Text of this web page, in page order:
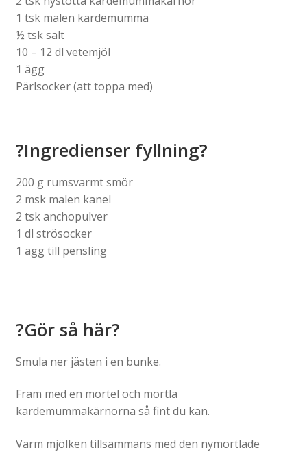
1 tsk malen kardemumma
½ tsk salt
10 – 12 dl vetemjöl
1 ägg
Pärlsocker (att toppa med)
?Ingredienser fyllning?
200 g rumsvarmt smör
2 msk malen kanel
2 tsk anchopulver
1 dl strösocker
1 ägg till pensling
?Gör så här?
Smula ner jästen i en bunke.
Fram med en mortel och mortla
kardemummakärnorna så fint du kan.
Värm mjölken tillsammans med den nymortlade